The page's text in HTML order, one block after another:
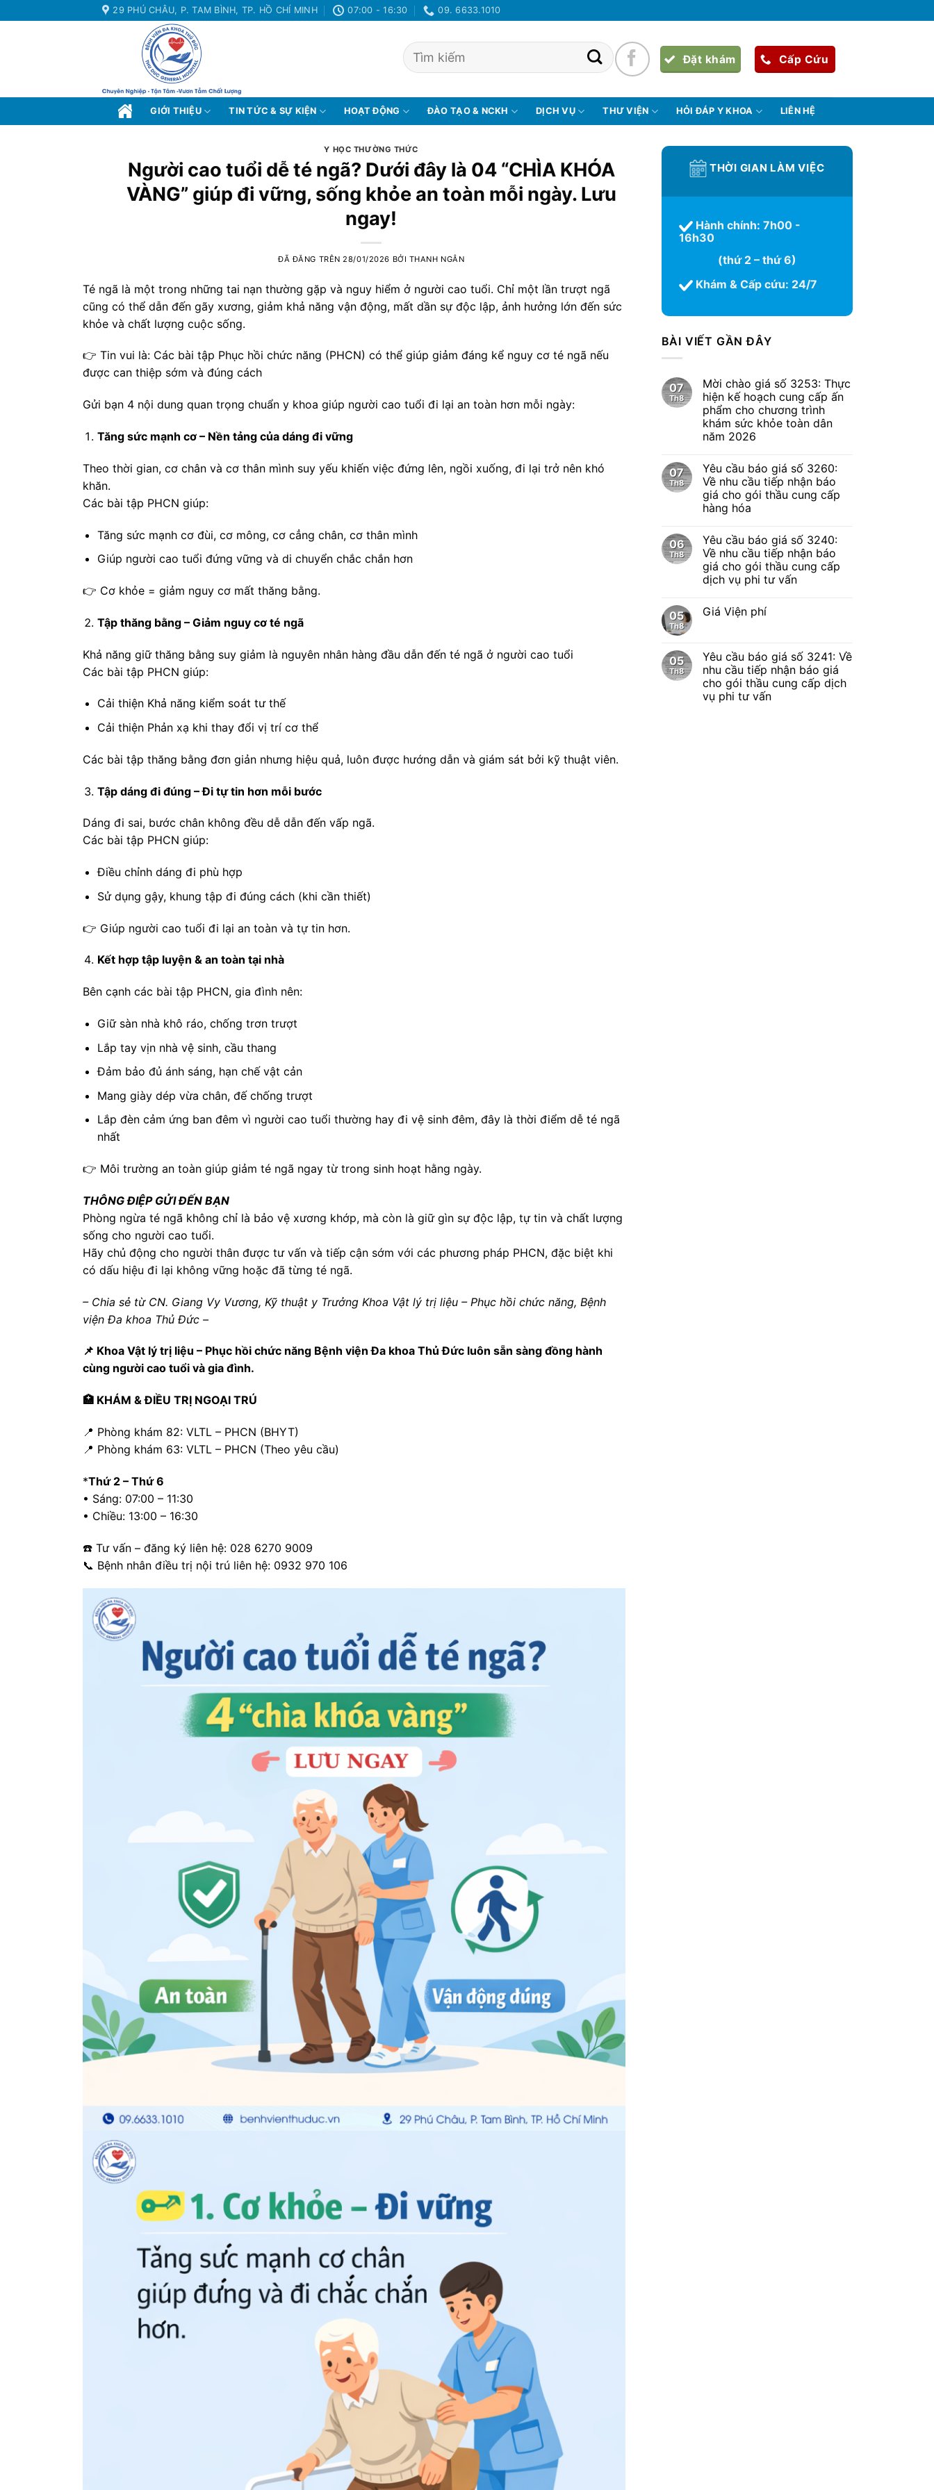
đến
29 PHÚ CHÂU, P. TAM BÌNH, TP. HỒ CHÍ MINH 07:00 - 16:30 09. 6633.1010
Đặt khám Cấp Cứu
GIỚI THIỆU TIN TỨC & SỰ KIỆN HOẠT ĐỘNG ĐÀO TẠO & NCKH DỊCH VỤ THƯ VIỆN HỎI ĐÁP Y KHOA LIÊN HỆ
Y HỌC THƯỜNG THỨC
Người cao tuổi dễ té ngã? Dưới đây là 04 “CHÌA KHÓA
VÀNG” giúp đi vững, sống khỏe an toàn mỗi ngày. Lưu
ngay!
ĐÃ ĐĂNG TRÊN 28/01/2026 BỞI THANH NGÂN
Té ngã là một trong những tai nạn thường gặp và nguy hiểm ở người cao tuổi. Chỉ một lần trượt ngã
cũng có thể dẫn đến gãy xương, giảm khả năng vận động, mất dần sự độc lập, ảnh hưởng lớn đến sức
khỏe và chất lượng cuộc sống.
👉 Tin vui là: Các bài tập Phục hồi chức năng (PHCN) có thể giúp giảm đáng kể nguy cơ té ngã nếu
được can thiệp sớm và đúng cách
Gửi bạn 4 nội dung quan trọng chuẩn y khoa giúp người cao tuổi đi lại an toàn hơn mỗi ngày:
Tăng sức mạnh cơ – Nền tảng của dáng đi vững
Theo thời gian, cơ chân và cơ thân mình suy yếu khiến việc đứng lên, ngồi xuống, đi lại trở nên khó
khăn.
Các bài tập PHCN giúp:
Tăng sức mạnh cơ đùi, cơ mông, cơ cẳng chân, cơ thân mình
Giúp người cao tuổi đứng vững và di chuyển chắc chắn hơn
👉 Cơ khỏe = giảm nguy cơ mất thăng bằng.
Tập thăng bằng – Giảm nguy cơ té ngã
Khả năng giữ thăng bằng suy giảm là nguyên nhân hàng đầu dẫn đến té ngã ở người cao tuổi
Các bài tập PHCN giúp:
Cải thiện Khả năng kiểm soát tư thế
Cải thiện Phản xạ khi thay đổi vị trí cơ thể
Các bài tập thăng bằng đơn giản nhưng hiệu quả, luôn được hướng dẫn và giám sát bởi kỹ thuật viên.
Tập dáng đi đúng – Đi tự tin hơn mỗi bước
Dáng đi sai, bước chân không đều dễ dẫn đến vấp ngã.
Các bài tập PHCN giúp:
Điều chỉnh dáng đi phù hợp
Sử dụng gậy, khung tập đi đúng cách (khi cần thiết)
👉 Giúp người cao tuổi đi lại an toàn và tự tin hơn.
Kết hợp tập luyện & an toàn tại nhà
Bên cạnh các bài tập PHCN, gia đình nên:
Giữ sàn nhà khô ráo, chống trơn trượt
Lắp tay vịn nhà vệ sinh, cầu thang
Đảm bảo đủ ánh sáng, hạn chế vật cản
Mang giày dép vừa chân, đế chống trượt
Lắp đèn cảm ứng ban đêm vì người cao tuổi thường hay đi vệ sinh đêm, đây là thời điểm dễ té ngã
nhất
👉 Môi trường an toàn giúp giảm té ngã ngay từ trong sinh hoạt hằng ngày.
THÔNG ĐIỆP GỬI ĐẾN BẠN
Phòng ngừa té ngã không chỉ là bảo vệ xương khớp, mà còn là giữ gìn sự độc lập, tự tin và chất lượng
sống cho người cao tuổi.
Hãy chủ động cho người thân được tư vấn và tiếp cận sớm với các phương pháp PHCN, đặc biệt khi
có dấu hiệu đi lại không vững hoặc đã từng té ngã.
– Chia sẻ từ CN. Giang Vy Vương, Kỹ thuật y Trưởng Khoa Vật lý trị liệu – Phục hồi chức năng, Bệnh
viện Đa khoa Thủ Đức –
📌 Khoa Vật lý trị liệu – Phục hồi chức năng Bệnh viện Đa khoa Thủ Đức luôn sẵn sàng đồng hành
cùng người cao tuổi và gia đình.
🏥 KHÁM & ĐIỀU TRỊ NGOẠI TRÚ
📍 Phòng khám 82: VLTL – PHCN (BHYT)
📍 Phòng khám 63: VLTL – PHCN (Theo yêu cầu)
*Thứ 2 – Thứ 6
• Sáng: 07:00 – 11:30
• Chiều: 13:00 – 16:30
☎️ Tư vấn – đăng ký liên hệ: 028 6270 9009
📞 Bệnh nhân điều trị nội trú liên hệ: 0932 970 106
THỜI GIAN LÀM VIỆC
Hành chính: 7h00 -
16h30
(thứ 2 – thứ 6)
Khám & Cấp cứu: 24/7
BÀI VIẾT GẦN ĐÂY
07
Th8
Mời chào giá số 3253: Thực
hiện kế hoạch cung cấp ấn
phẩm cho chương trình
khám sức khỏe toàn dân
năm 2026
07
Th8
Yêu cầu báo giá số 3260:
Về nhu cầu tiếp nhận báo
giá cho gói thầu cung cấp
hàng hóa
06
Th8
Yêu cầu báo giá số 3240:
Về nhu cầu tiếp nhận báo
giá cho gói thầu cung cấp
dịch vụ phi tư vấn
05
Th8
Giá Viện phí
05
Th8
Yêu cầu báo giá số 3241: Về
nhu cầu tiếp nhận báo giá
cho gói thầu cung cấp dịch
vụ phi tư vấn